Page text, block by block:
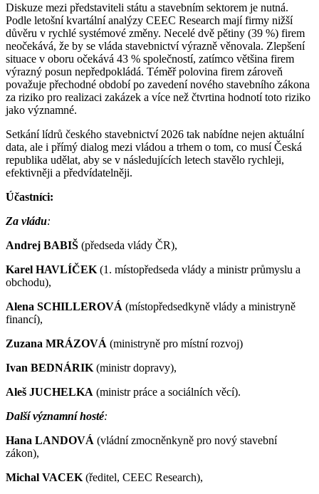
Diskuze mezi představiteli státu a stavebním sektorem je nutná.
Podle letošní kvartální analýzy CEEC Research mají firmy nižší
důvěru v rychlé systémové změny. Necelé dvě pětiny (39 %) firem
neočekává, že by se vláda stavebnictví výrazně věnovala. Zlepšení
situace v oboru očekává 43 % společností, zatímco většina firem
výrazný posun nepředpokládá. Téměř polovina firem zároveň
považuje přechodné období po zavedení nového stavebního zákona
za riziko pro realizaci zakázek a více než čtvrtina hodnotí toto riziko
jako významné.
Setkání lídrů českého stavebnictví 2026 tak nabídne nejen aktuální
data, ale i přímý dialog mezi vládou a trhem o tom, co musí Česká
republika udělat, aby se v následujících letech stavělo rychleji,
efektivněji a předvídatelněji.
Účastníci:
Za vládu:
Andrej BABIŠ (předseda vlády ČR),
Karel HAVLÍČEK (1. místopředseda vlády a ministr průmyslu a
obchodu),
Alena SCHILLEROVÁ (místopředsedkyně vlády a ministryně
financí),
Zuzana MRÁZOVÁ (ministryně pro místní rozvoj)
Ivan BEDNÁRIK (ministr dopravy),
Aleš JUCHELKA (ministr práce a sociálních věcí).
Další významní hosté:
Hana LANDOVÁ (vládní zmocněnkyně pro nový stavební
zákon),
Michal VACEK (ředitel, CEEC Research),